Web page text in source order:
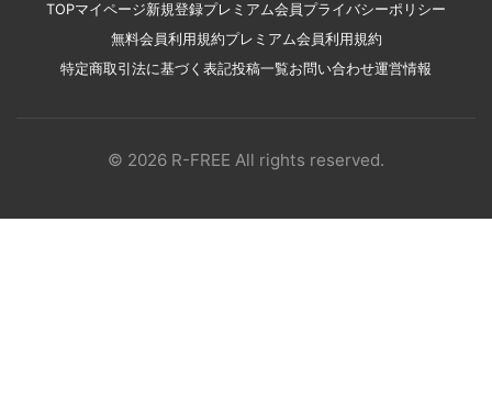
TOPマイページ新規登録プレミアム会員 プライバシーポリシー
無料会員利用規約プレミアム会員利用規約
特定商取引法に基づく表記投稿一覧お問い合わせ運営情報
© 2026 R-FREE All rights reserved.